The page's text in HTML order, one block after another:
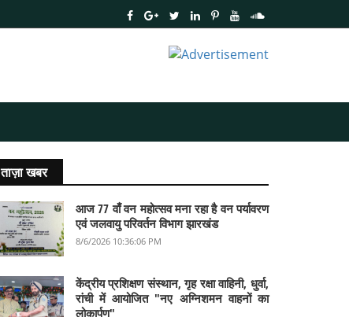
ताज़ा खबर
आज 77 वाँ वन महोत्सव मना रहा है वन पर्यावरण
एवं जलवायु परिवर्तन विभाग झारखंड
8/6/2026 10:36:06 PM
केंद्रीय प्रशिक्षण संस्थान, गृह रक्षा वाहिनी, धुर्वा,
रांची में आयोजित "नए अग्निशमन वाहनों का
लोकार्पण"